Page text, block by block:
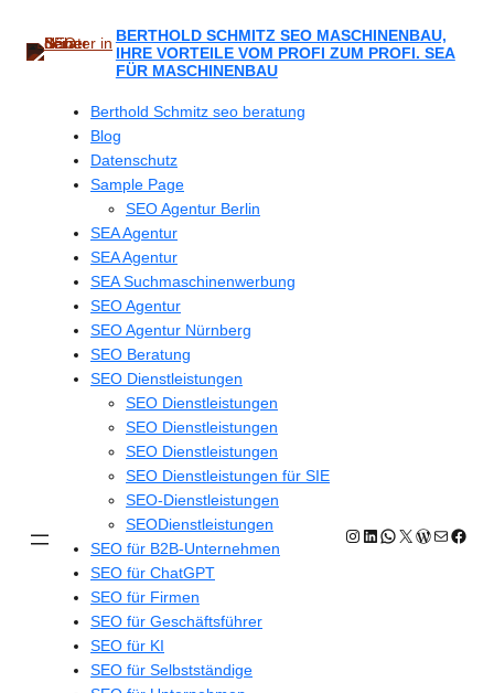
springen
BERTHOLD SCHMITZ SEO MASCHINENBAU,
IHRE VORTEILE VOM PROFI ZUM PROFI. SEA
FÜR MASCHINENBAU
Berthold Schmitz seo beratung
Blog
Datenschutz
Sample Page
SEO Agentur Berlin
SEA Agentur
SEA Agentur
SEA Suchmaschinenwerbung
SEO Agentur
SEO Agentur Nürnberg
SEO Beratung
SEO Dienstleistungen
SEO Dienstleistungen
SEO Dienstleistungen
SEO Dienstleistungen
SEO Dienstleistungen für SIE
SEO-Dienstleistungen
SEODienstleistungen
SEO für B2B-Unternehmen
SEO für ChatGPT
SEO für Firmen
SEO für Geschäftsführer
SEO für KI
SEO für Selbstständige
Instagram
LinkedIn
WhatsApp
X E-Mail